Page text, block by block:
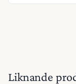
Liknande